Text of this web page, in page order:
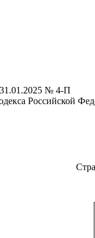
№ 4-П
Российской